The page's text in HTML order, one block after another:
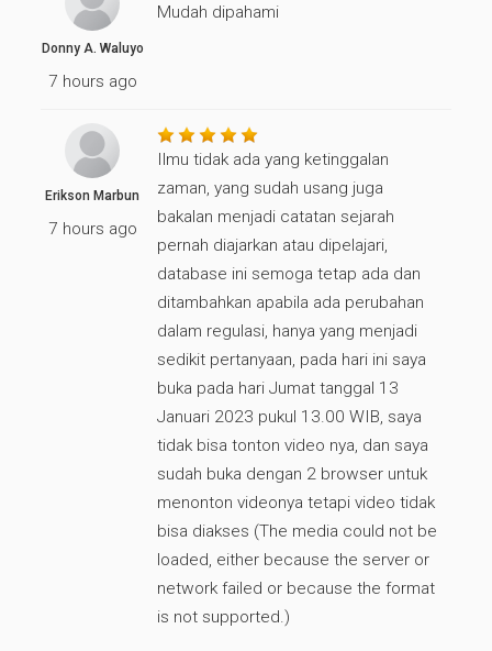
Donny A. Waluyo
7 hours ago
Mudah dipahami
Erikson Marbun
7 hours ago
Ilmu tidak ada yang ketinggalan
zaman, yang sudah usang juga
bakalan menjadi catatan sejarah
pernah diajarkan atau dipelajari,
database ini semoga tetap ada dan
ditambahkan apabila ada perubahan
dalam regulasi, hanya yang menjadi
sedikit pertanyaan, pada hari ini saya
buka pada hari Jumat tanggal 13
Januari 2023 pukul 13.00 WIB, saya
tidak bisa tonton video nya, dan saya
sudah buka dengan 2 browser untuk
menonton videonya tetapi video tidak
bisa diakses (The media could not be
loaded, either because the server or
network failed or because the format
is not supported.)